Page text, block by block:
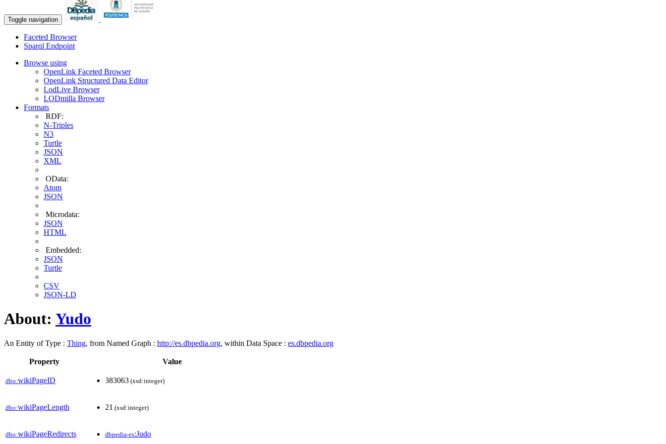
Toggle navigation
Faceted Browser
Sparql Endpoint
Browse using
OpenLink Faceted Browser
OpenLink Structured Data Editor
LodLive Browser
LODmilla Browser
Formats
RDF:
N-Triples
N3
Turtle
JSON
XML
OData:
Atom
JSON
Microdata:
JSON
HTML
Embedded:
JSON
Turtle
CSV
JSON-LD
About: Yudo
An Entity of Type : Thing, from Named Graph : http://es.dbpedia.org, within Data Space : es.dbpedia.org
Property Value
dbo:wikiPageID 383063 (xsd:integer)
dbo:wikiPageLength 21 (xsd:integer)
dbo:wikiPageRedirects dbpedia-es:Judo